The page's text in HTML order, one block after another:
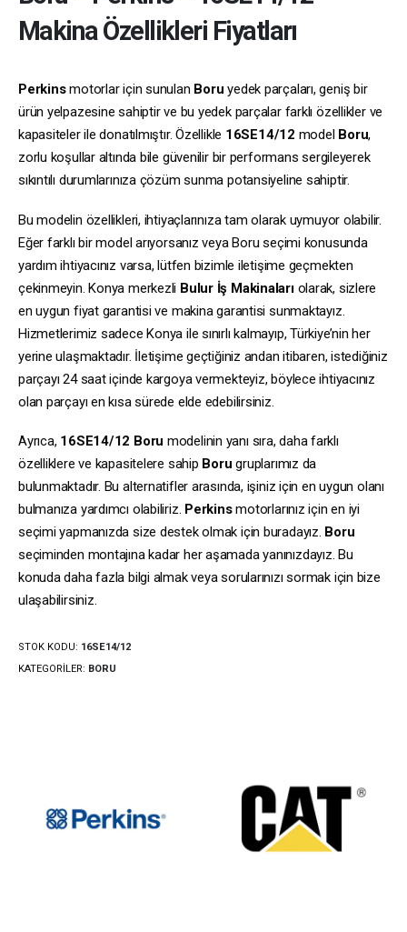
Makina Özellikleri Fiyatları
Perkinsmotorlar için sunulan Boru yedek parçaları, geniş bir
ürün yelpazesine sahiptir ve bu yedek parçalar farklı özellikler ve
kapasiteler ile donatılmıştır. Özellikle 16SE14/12 model Boru,
zorlu koşullar altında bile güvenilir bir performans sergileyerek
sıkıntılı durumlarınıza çözüm sunma potansiyeline sahiptir.
Bu modelin özellikleri, ihtiyaçlarınıza tam olarak uymuyor olabilir.
Eğer farklı bir model arıyorsanız veya Boru seçimi konusunda
yardım ihtiyacınız varsa, lütfen bizimle iletişime geçmekten
çekinmeyin. Konya merkezli Bulur İş Makinalarıolarak, sizlere
en uygun fiyat garantisi ve makina garantisi sunmaktayız.
Hizmetlerimiz sadece Konya ile sınırlı kalmayıp, Türkiye’nin her
yerine ulaşmaktadır. İletişime geçtiğiniz andan itibaren, istediğiniz
parçayı 24 saat içinde kargoya vermekteyiz, böylece ihtiyacınız
olan parçayı en kısa sürede elde edebilirsiniz.
Ayrıca, 16SE14/12 Boru modelinin yanı sıra, daha farklı
özelliklere ve kapasitelere sahip Boru gruplarımız da
bulunmaktadır. Bu alternatifler arasında, işiniz için en uygun olanı
bulmanıza yardımcı olabiliriz. Perkinsmotorlarınız için en iyi
seçimi yapmanızda size destek olmak için buradayız. Boru
seçiminden montajına kadar her aşamada yanınızdayız. Bu
konuda daha fazla bilgi almak veya sorularınızı sormak için bize
ulaşabilirsiniz.
STOK KODU: 16SE14/12
KATEGORILER: BORU